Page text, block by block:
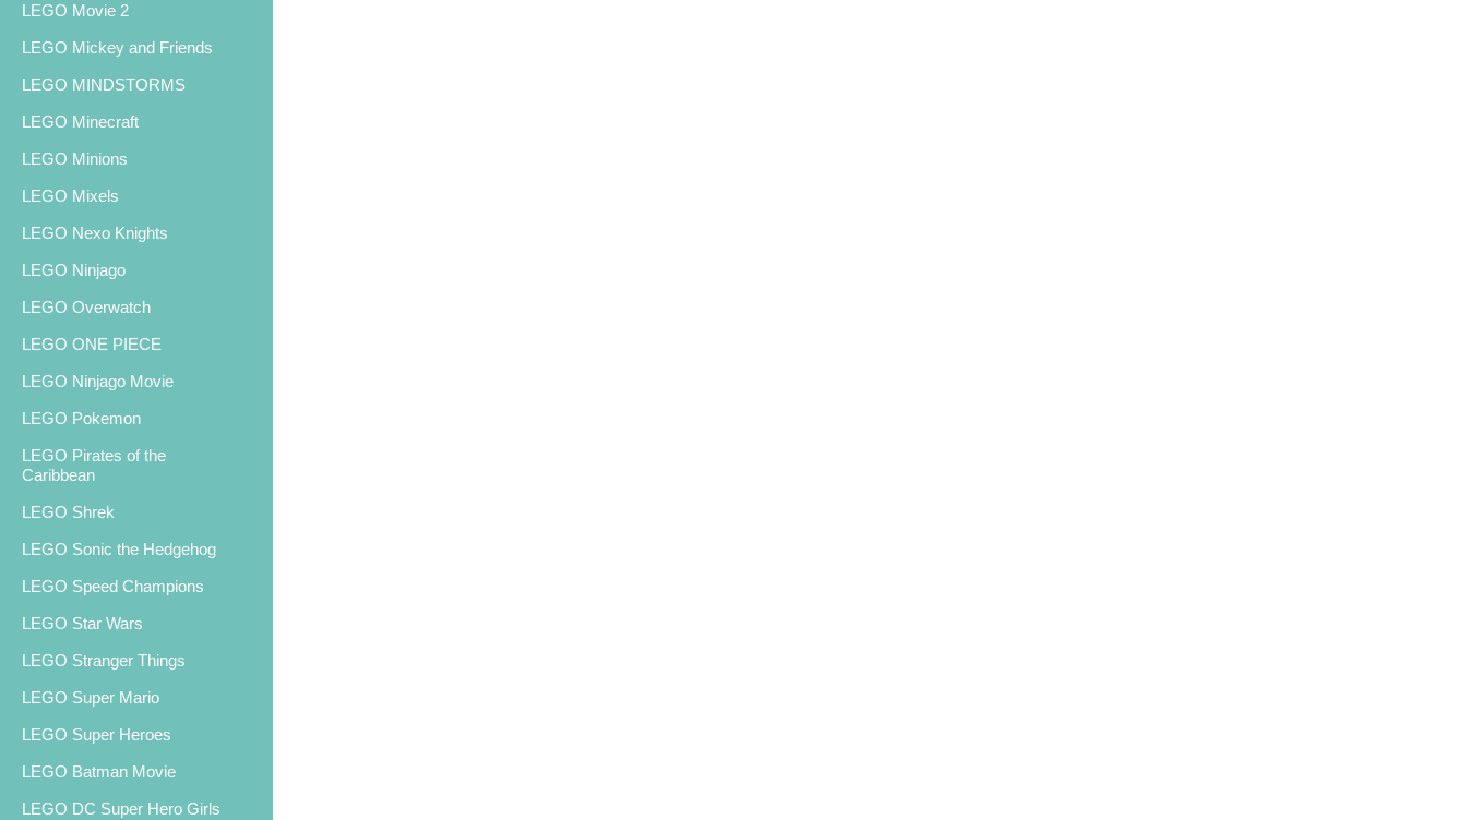
LEGO Movie 2
LEGO Mickey and Friends
LEGO MINDSTORMS
LEGO Minecraft
LEGO Minions
LEGO Mixels
LEGO Nexo Knights
LEGO Ninjago
LEGO Overwatch
LEGO ONE PIECE
LEGO Ninjago Movie
LEGO Pokemon
LEGO Pirates of the
Caribbean
LEGO Shrek
LEGO Sonic the Hedgehog
LEGO Speed Champions
LEGO Star Wars
LEGO Stranger Things
LEGO Super Mario
LEGO Super Heroes
LEGO Batman Movie
LEGO DC Super Hero Girls